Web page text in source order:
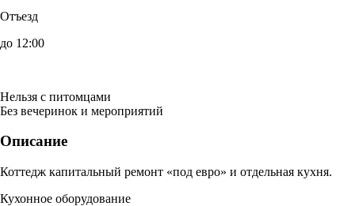
Отъезд
до 12:00
Нельзя с питомцами
Без вечеринок и мероприятий
Описание
Коттедж капитальный ремонт «под евро» и отдельная кухня.
Кухонное оборудование